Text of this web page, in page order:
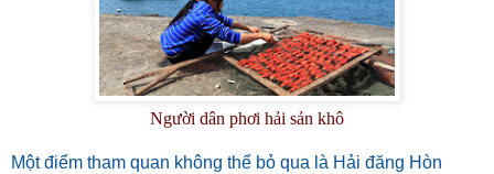
Người dân phơi hải sản khô
Một điểm tham quan không thể bỏ qua là Hải đăng Hòn